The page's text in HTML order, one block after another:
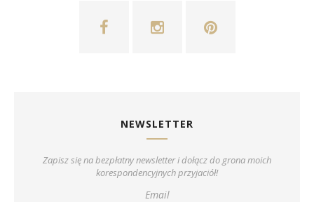
NEWSLETTER
Zapisz się na bezpłatny newsletter i dołącz do grona moich
korespondencyjnych przyjaciół!
Email